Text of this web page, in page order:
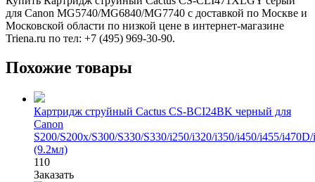
для Canon MG5740/MG6840/MG7740 с доставкой по Москве и
Московской области по низкой цене в интернет-магазине
Triena.ru по тел: +7 (495) 969-30-90.
Похожие товары
Картридж струйный Cactus CS-BCI24BK черный для
Canon
S200/S200x/S300/S330/S330/i250/i320/i350/i450/i455/
(9.2мл)
110
Заказать